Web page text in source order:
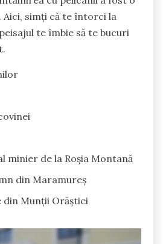
Aici, simți că te întorci la
te îmbie să te bucuri
minier de la Roșia Montană
din Maramureș
din Munții Orăștiei